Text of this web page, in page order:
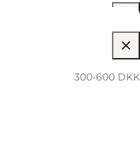
300-600 DKK